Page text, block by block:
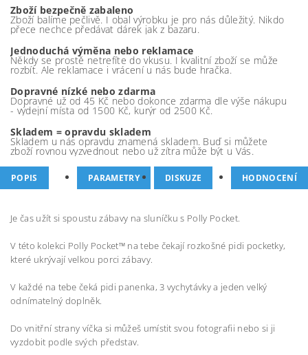
Zboží bezpečně zabaleno
Zboží balíme pečlivě. I obal výrobku je pro nás důležitý. Nikdo
přece nechce předávat dárek jak z bazaru.
Jednoduchá výměna nebo reklamace
Někdy se prostě netrefíte do vkusu. I kvalitní zboží se může
rozbít. Ale reklamace i vrácení u nás bude hračka.
Dopravné nízké nebo zdarma
Dopravné už od 45 Kč nebo dokonce zdarma dle výše nákupu
- výdejní místa od 1500 Kč, kurýr od 2500 Kč.
Skladem = opravdu skladem
Skladem u nás opravdu znamená skladem. Buď si můžete
zboží rovnou vyzvednout nebo už zítra může být u Vás.
POPIS PARAMETRY DISKUZE HODNOCENÍ
Je čas užít si spoustu zábavy na sluníčku s Polly Pocket.
V této kolekci Polly Pocket™ na tebe čekají rozkošné pidi pocketky,
které ukrývají velkou porci zábavy.
V každé na tebe čeká pidi panenka, 3 vychytávky a jeden velký
odnímatelný doplněk.
Do vnitřní strany víčka si můžeš umístit svou fotografii nebo si ji
vyzdobit podle svých představ.